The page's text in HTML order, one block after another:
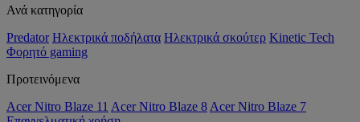
Ανά κατηγορία
Predator Ηλεκτρικά ποδήλατα Ηλεκτρικά σκούτερ Kinetic Tech
Φορητό gaming
Προτεινόμενα
Acer Nitro Blaze 11 Acer Nitro Blaze 8 Acer Nitro Blaze 7